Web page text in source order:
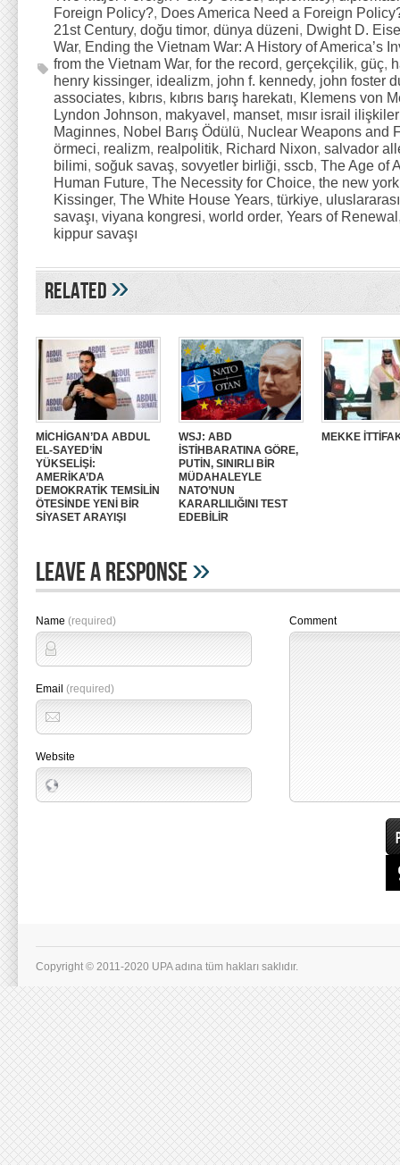
Foreign Policy?, Does America Need a Foreign
21st Century, doğu timor, dünya düzeni, Dwight D.
War, Ending the Vietnam War: A History of America’s
from the Vietnam War, for the record, gerçekçilik, güç,
henry kissinger, idealizm, john f. kennedy, john foster
associates, kıbrıs, kıbrıs barış harekatı, Klemens von
Lyndon Johnson, makyavel, manset, mısır israil
Maginnes, Nobel Barış Ödülü, Nuclear Weapons and
örmeci, realizm, realpolitik, Richard Nixon, salvador
bilimi, soğuk savaş, sovyetler birliği, sscb, The Age of
Human Future, The Necessity for Choice, the new
Kissinger, The White House Years, türkiye,
savaşı, viyana kongresi, world order, Years of Renewal
kippur savaşı
Related»
MİCHİGAN’DA ABDUL
EL-SAYED’İN
YÜKSELİŞİ:
AMERİKA’DA
DEMOKRATİK TEMSİLİN
ÖTESİNDE YENİ BİR
SİYASET ARAYIŞI
WSJ: ABD
İSTİHBARATINA GÖRE,
PUTİN, SINIRLI BİR
MÜDAHALEYLE
NATO’NUN
KARARLILIĞINI TEST
EDEBİLİR
MEKKE
Leave A Response»
Name (required)
Email (required)
Website
Comment
Copyright © 2011-2020 UPA adına tüm hakları saklıdır.